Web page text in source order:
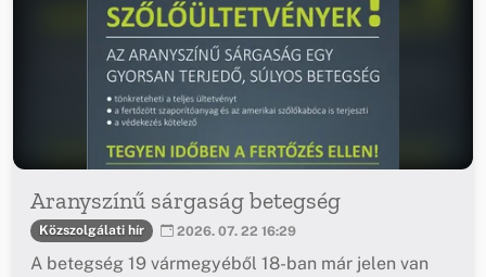
Aranyszínű sárgaság betegség
Közszolgálati hír 2026. 07. 22 16:29
A betegség 19 vármegyéből 18-ban már jelen van